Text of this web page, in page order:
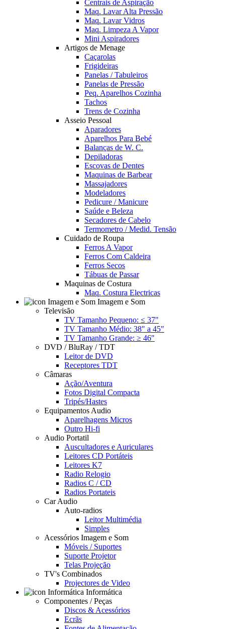
Centrais de Aspiração
Maq. Lavar Alta Pressão
Maq. Lavar Vidros
Maq. Limpeza A Vapor
Mini Aspiradores
Artigos de Menage
Caçarolas
Frigideiras
Panelas / Tabuleiros
Panelas de Pressão
Peq. Aparelhos Cozinha
Tachos
Trens de Cozinha
Asseio Pessoal
Aparadores
Aparelhos Para Bebé
Balanças de W. C.
Depiladoras
Escovas de Dentes
Maquinas de Barbear
Massajadores
Modeladores
Pedicure / Manicure
Saúde e Beleza
Secadores de Cabelo
Termometro / Medid. Tensão
Cuidado de Roupa
Ferros A Vapor
Ferros Com Caldeira
Ferros Secos
Tábuas de Passar
Maquinas de Costura
Maq. Costura Electricas
Imagem e Som
Televisão
TV Tamanho Pequeno: ≤ 37"
TV Tamanho Médio: 38" a 45"
TV Tamanho Grande: ≥ 46"
DVD / BluRay / TDT
Leitor de DVD
Receptores TDT
Câmaras
Ação/Aventura
Fotos Digital Compacta
Tripés/Hastes
Equipamentos Audio
Aparelhagens Micros
Outro Hi-fi
Audio Portatil
Auscultadores e Auriculares
Leitores CD Portáteis
Leitores K7
Radio Relogio
Radios C / CD
Radios Portateis
Car Audio
Auto-radios
Leitor Multimédia
Simples
Acessórios Imagem e Som
Móveis / Suportes
Suporte Projetor
Telas Projeção
TV's Combinados
Projectores de Video
Informática
Componentes / Peças
Discos & Acessórios
Ecrãs